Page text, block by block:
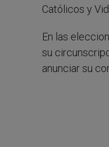
Católicos y
En las
su
anunciar su